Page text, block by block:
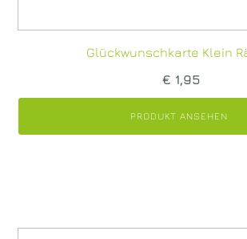
Glückwunschkarte Klein
€ 1,95
PRODUKT ANSEHEN